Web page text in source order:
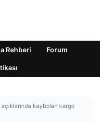
Rehberi Forum
kaybolan kargo